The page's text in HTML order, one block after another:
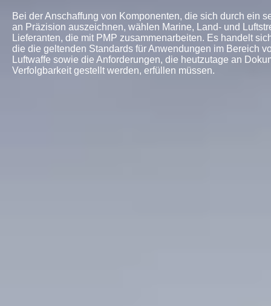
Bei der Anschaffung von Komponenten, die sich durch ein
an Präzision auszeichnen, wählen Marine, Land- und
Lieferanten, die mit PMP zusammenarbeiten. Es handelt
die die geltenden Standards für Anwendungen im Bereich
Luftwaffe sowie die Anforderungen, die heutzutage an
Verfolgbarkeit gestellt werden, erfüllen müssen.